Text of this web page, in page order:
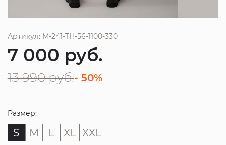
Артикул: M-241-TH-56-1100-330
7 000 руб.
13 990 руб.- 50%
Размер:
S M L XL XXL